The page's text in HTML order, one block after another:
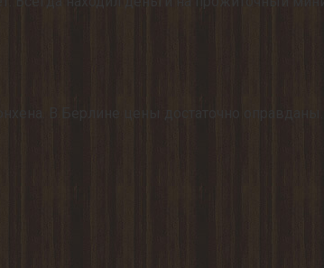
В Берлине цены достаточно оправданы.